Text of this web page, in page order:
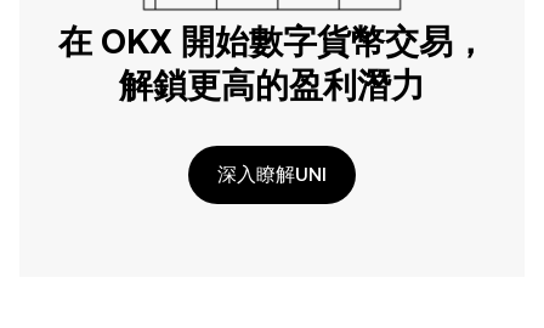
在 OKX 開始數字貨幣交易，
解鎖更高的盈利潛力
深入瞭解UNI